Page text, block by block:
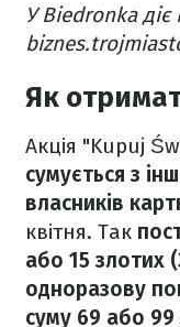
У Biedronka
Як
Акція "Kupuj
сумується з
власників
квітня. Так
або 15 злотих
одноразову
суму 69 або